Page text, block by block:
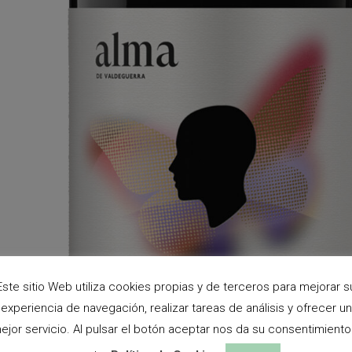
sitio Web utiliza cookies propias y de terceros para mejorar
experiencia de navegación, realizar tareas de análisis y ofrecer un
servicio. Al pulsar el botón aceptar nos da su